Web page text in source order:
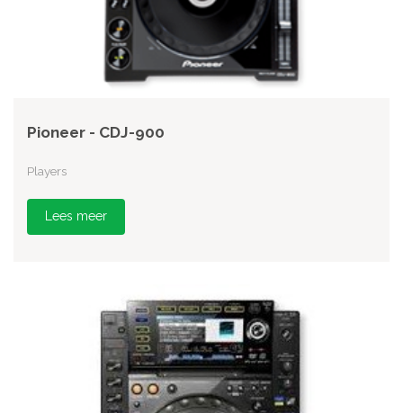
Pioneer - CDJ-900
Players
Lees meer